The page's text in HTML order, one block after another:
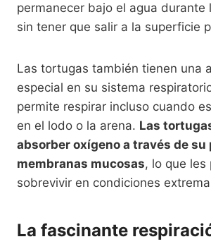
permanecer bajo el agua durante
sin tener que salir a la superficie
Las tortugas también tienen una
especial en su sistema
permite respirar incluso cuando
en el lodo o la arena. Las
absorber oxígeno a través de su
membranas mucosas, lo que les
sobrevivir en condiciones
La fascinante